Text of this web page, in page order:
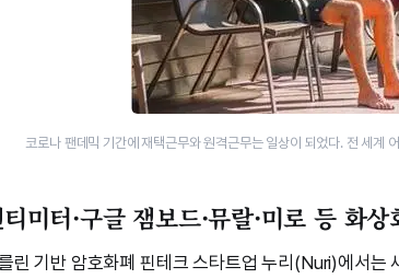
코로나 팬데믹 기간에 재택근무와 원격근무는 일상이 되었다. 전 세계
미터·구글 잼보드·뮤랄·미로 등 화
린 기반 암호화폐 핀테크 스타트업 누리(Nuri)에서는